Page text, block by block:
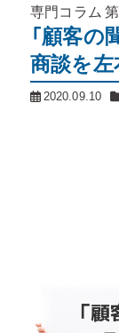
専門コラム
「顧客の
商談を
2020.09.10